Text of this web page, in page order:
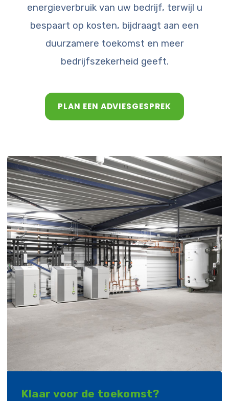
energieverbruik van uw bedrijf, terwijl u
bespaart op kosten, bijdraagt aan een
duurzamere toekomst en meer
bedrijfszekerheid geeft.
PLAN EEN ADVIESGESPREK
Klaar voor de toekomst?